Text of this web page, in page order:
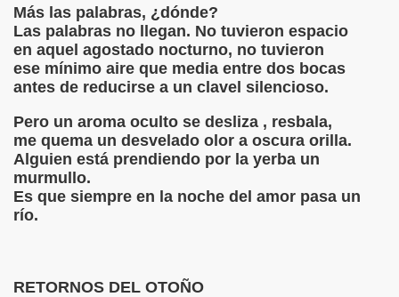
Más las palabras, ¿dónde?
Las palabras no llegan. No tuvieron espacio
en aquel agostado nocturno, no tuvieron
ese mínimo aire que media entre dos bocas
antes de reducirse a un clavel silencioso.
Pero un aroma oculto se desliza , resbala,
me quema un desvelado olor a oscura orilla.
Alguien está prendiendo por la yerba un
murmullo.
Es que siempre en la noche del amor pasa un
río.
RETORNOS DEL OTOÑO
OCCHI Cesare Pavese
por Elsy Alpire Vaca